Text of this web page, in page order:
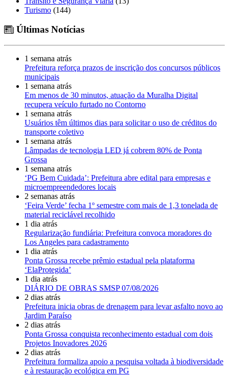
Turismo (144)
Últimas Notícias
1 semana atrás
Prefeitura reforça prazos de inscrição dos concursos públicos
municipais
1 semana atrás
Em menos de 30 minutos, atuação da Muralha Digital
recupera veículo furtado no Contorno
1 semana atrás
Usuários têm últimos dias para solicitar o uso de créditos do
transporte coletivo
1 semana atrás
Lâmpadas de tecnologia LED já cobrem 80% de Ponta
Grossa
1 semana atrás
‘PG Bem Cuidada’: Prefeitura abre edital para empresas e
microempreendedores locais
2 semanas atrás
‘Feira Verde’ fecha 1º semestre com mais de 1,3 tonelada de
material reciclável recolhido
1 dia atrás
Regularização fundiária: Prefeitura convoca moradores do
Los Angeles para cadastramento
1 dia atrás
Ponta Grossa recebe prêmio estadual pela plataforma
‘ElaProtegida’
1 dia atrás
DIÁRIO DE OBRAS SMSP 07/08/2026
2 dias atrás
Prefeitura inicia obras de drenagem para levar asfalto novo ao
Jardim Paraíso
2 dias atrás
Ponta Grossa conquista reconhecimento estadual com dois
Projetos Inovadores 2026
2 dias atrás
Prefeitura formaliza apoio a pesquisa voltada à biodiversidade
e à restauração ecológica em PG